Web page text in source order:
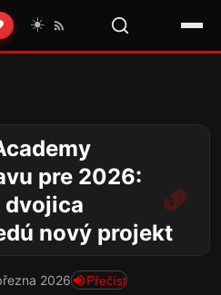
☀️
pre 2026:
dvojica
nový projekt
2026 Přečíst